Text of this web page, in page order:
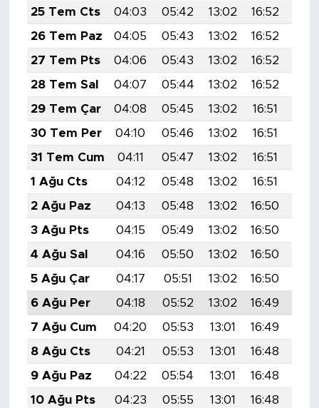
25 Tem Cts
04:03 05:42 13:02 16:52
26 Tem Paz
04:05 05:43 13:02 16:52
27 Tem Pts
04:06 05:43 13:02 16:52
28 Tem Sal
04:07 05:44 13:02 16:52
29 Tem Çar
04:08 05:45 13:02 16:51
30 Tem Per
04:10 05:46 13:02 16:51
31 Tem Cum
04:11 05:47 13:02 16:51
1 Ağu Cts
04:12 05:48 13:02 16:51
2 Ağu Paz
04:13 05:48 13:02 16:50
3 Ağu Pts
04:15 05:49 13:02 16:50
4 Ağu Sal
04:16 05:50 13:02 16:50
5 Ağu Çar
04:17 05:51 13:02 16:50
6 Ağu Per
04:18 05:52 13:02 16:49
7 Ağu Cum
04:20 05:53 13:01 16:49
8 Ağu Cts
04:21 05:53 13:01 16:48
9 Ağu Paz
04:22 05:54 13:01 16:48
10 Ağu Pts
04:23 05:55 13:01 16:48